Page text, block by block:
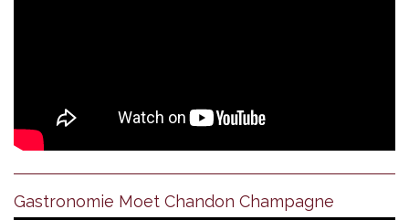
Gastronomie Moet Chandon Champagne